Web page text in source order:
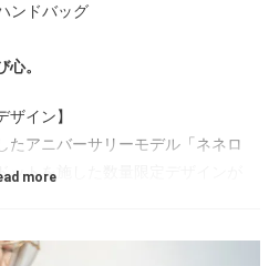
ンドバッグ
。
ザイン】
たアニバーサリーモデル「ネネロ
ットを施した数量限定デザインが